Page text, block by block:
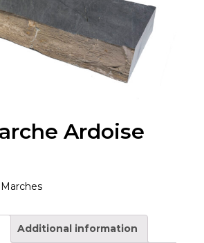
Ardoise
Additional information